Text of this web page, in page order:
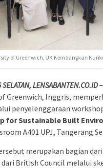
of Greenwich, UK Kembangkan
SELATAN, LENSABANTEN.CO.ID –
Greenwich, Inggris,
penyelenggaraan
for Sustainable Built
A401 UPJ, Tangerang
merupakan bagian
dari British Council melalui